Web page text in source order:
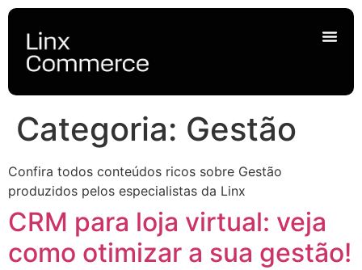
Categoria: Gestão
Confira todos conteúdos ricos sobre Gestão
produzidos pelos especialistas da Linx
CRM para loja virtual: veja
como otimizar a sua gestão!